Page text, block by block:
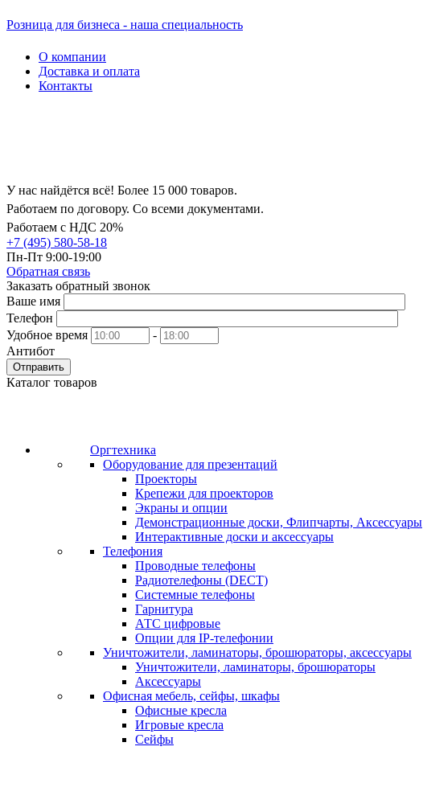
Розница для бизнеса - наша специальность
О компании
Доставка и оплата
Контакты
У нас найдётся всё! Более 15 000 товаров.
Работаем по договору. Со всеми документами.
Работаем с НДС 20%
+7 (495) 580-58-18
Пн-Пт 9:00-19:00
Обратная связь
Заказать обратный звонок
Ваше имя
Телефон
Удобное время
-
Антибот
Отправить
Каталог товаров
Оргтехника
Оборудование для презентаций
Проекторы
Крепежи для проекторов
Экраны и опции
Демонстрационные доски, Флипчарты, Аксессуары
Интерактивные доски и аксессуары
Телефония
Проводные телефоны
Радиотелефоны (DECT)
Системные телефоны
Гарнитура
АТС цифровые
Опции для IP-телефонии
Уничтожители, ламинаторы, брошюраторы, аксессуары
Уничтожители, ламинаторы, брошюраторы
Аксессуары
Офисная мебель, сейфы, шкафы
Офисные кресла
Игровые кресла
Сейфы